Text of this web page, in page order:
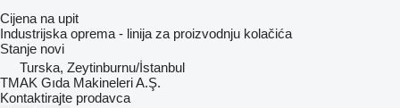
Cijena na upit
Industrijska oprema - linija za proizvodnju kolačića
Stanje novi
Turska, Zeytinburnu/İstanbul
TMAK Gıda Makineleri A.Ş.
Kontaktirajte prodavca